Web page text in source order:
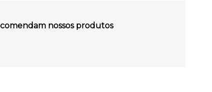
nossos produtos